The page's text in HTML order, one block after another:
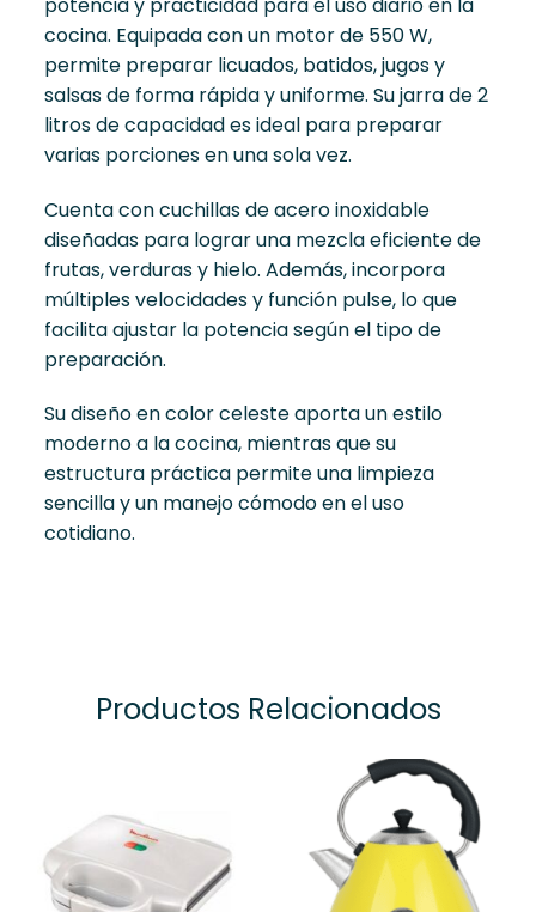
cocina. Equipada con un motor de 550 W,
permite preparar licuados, batidos, jugos y
salsas de forma rápida y uniforme. Su jarra de 2
litros de capacidad es ideal para preparar
varias porciones en una sola vez.
Cuenta con cuchillas de acero inoxidable
diseñadas para lograr una mezcla eficiente de
frutas, verduras y hielo. Además, incorpora
múltiples velocidades y función pulse, lo que
facilita ajustar la potencia según el tipo de
preparación.
Su diseño en color celeste aporta un estilo
moderno a la cocina, mientras que su
estructura práctica permite una limpieza
sencilla y un manejo cómodo en el uso
cotidiano.
Productos Relacionados